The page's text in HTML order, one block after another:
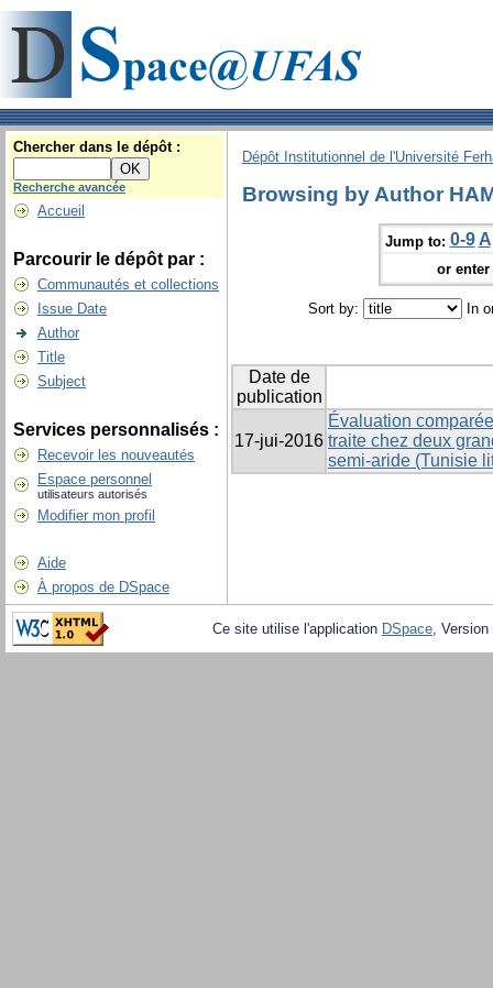
Chercher dans le dépôt :
Recherche avancée
Accueil
Parcourir le dépôt par :
Communautés et collections
Issue Date
Author
Title
Subject
Services personnalisés :
Recevoir les nouveautés
Espace personnel
utilisateurs autorisés
Modifier mon profil
Aide
À propos de DSpace
Dépôt Institutionnel de l'Université
Browsing by Author
Jump to: 0-9 A
or
Sort by: In
Date de
publication
17-jui-2016
Évaluation
traite chez deux
semi-aride (Tunisie
Ce site utilise l'application DSpace,